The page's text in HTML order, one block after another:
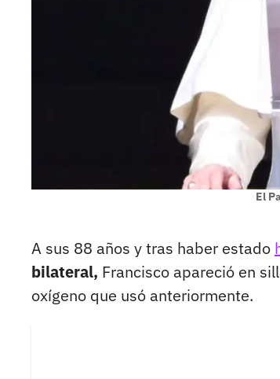
El
A sus 88 años y tras haber estado
bilateral, Francisco apareció en
oxígeno que usó anteriormente.